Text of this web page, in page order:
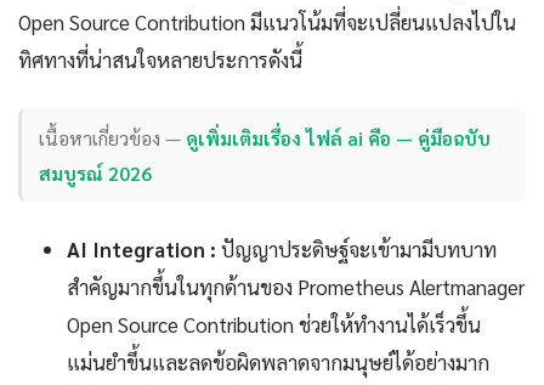
Open Source Contribution มีแนวโน้มที่จะเปลี่ยนแปลงไปใน
ทิศทางที่น่าสนใจหลายประการดังนี้
เนื้อหาเกี่ยวข้อง — ดูเพิ่มเติมเรื่อง ไฟล์ ai คือ — คู่มือฉบับ
สมบูรณ์ 2026
AI Integration : ปัญญาประดิษฐ์จะเข้ามามีบทบาท
สำคัญมากขึ้นในทุกด้านของ Prometheus Alertmanager
Open Source Contribution ช่วยให้ทำงานได้เร็วขึ้น
แม่นยำขึ้นและลดข้อผิดพลาดจากมนุษย์ได้อย่างมาก